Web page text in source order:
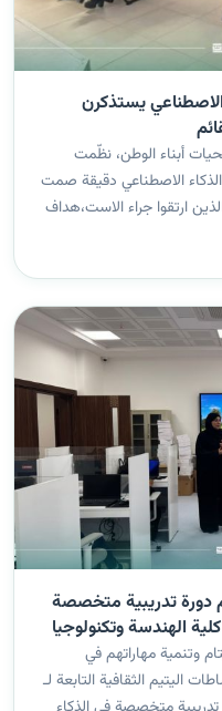
يستذكرن
أبناء الوطن، نظّمت
الاصطناعي دقيقة صمت
ارتقوا جراء الاست،هداف
الأنبار غربي العراق. وجرت
دورة تدريبية متخصصة
الهندسة وتكنولوجيا
وتنمية مهاراتهم في
اليتيم الثقافية التابعة لـ